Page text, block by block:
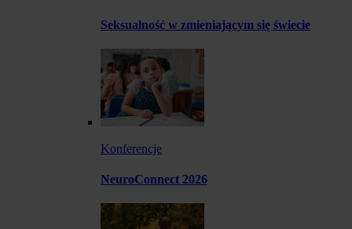
Seksualność w zmieniającym się świecie
Konferencje
NeuroConnect 2026